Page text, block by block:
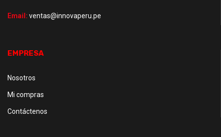
Email: ventas@innovaperu.pe
EMPRESA
Nosotros
Mi compras
Contáctenos